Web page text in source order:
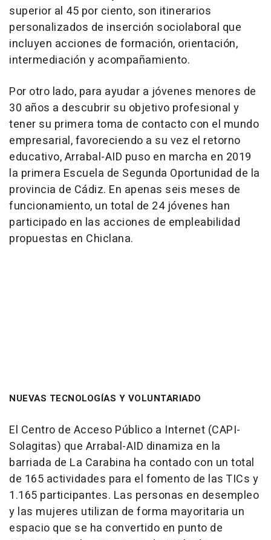
superior al 45 por ciento, son itinerarios
personalizados de inserción sociolaboral que
incluyen acciones de formación, orientación,
intermediación y acompañamiento.
Por otro lado, para ayudar a jóvenes menores de
30 años a descubrir su objetivo profesional y
tener su primera toma de contacto con el mundo
empresarial, favoreciendo a su vez el retorno
educativo, Arrabal-AID puso en marcha en 2019
la primera Escuela de Segunda Oportunidad de la
provincia de Cádiz. En apenas seis meses de
funcionamiento, un total de 24 jóvenes han
participado en las acciones de empleabilidad
propuestas en Chiclana.
NUEVAS TECNOLOGÍAS Y VOLUNTARIADO
El Centro de Acceso Público a Internet (CAPI-
Solagitas) que Arrabal-AID dinamiza en la
barriada de La Carabina ha contado con un total
de 165 actividades para el fomento de las TICs y
1.165 participantes. Las personas en desempleo
y las mujeres utilizan de forma mayoritaria un
espacio que se ha convertido en punto de